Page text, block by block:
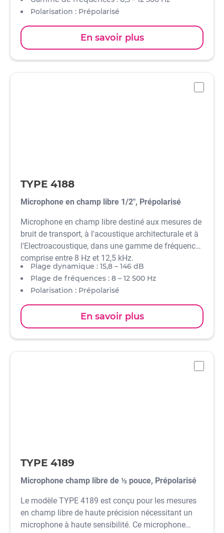
Polarisation : Prépolarisé
Sensibilité : 50 mV/Pa
Standards : CEI 61672 classe 1 et ANSI S 1.4 Type 1
En savoir plus
TYPE 4188
Microphone en champ libre 1/2", Prépolarisé
Microphone en champ libre destiné aux mesures de
bruit de transport, à l'acoustique architecturale et à
l'Electroacoustique, dans une gamme de fréquences
comprise entre 8 Hz et 12,5 kHz.
Plage dynamique : 15,8 – 146 dB
Plage de fréquences : 8 – 12 500 Hz
Polarisation : Prépolarisé
Sensibilité : 31,6 mV/Pa
Standards : CEI 61672 classe 1 et ANSI S 1.4 Type 1
En savoir plus
TYPE 4189
Microphone champ libre de ½ pouce, Prépolarisé
Le modèle TYPE 4189 est conçu pour les mesures
en champ libre de haute précision nécessitant un
microphone à haute sensibilité. Ce microphone